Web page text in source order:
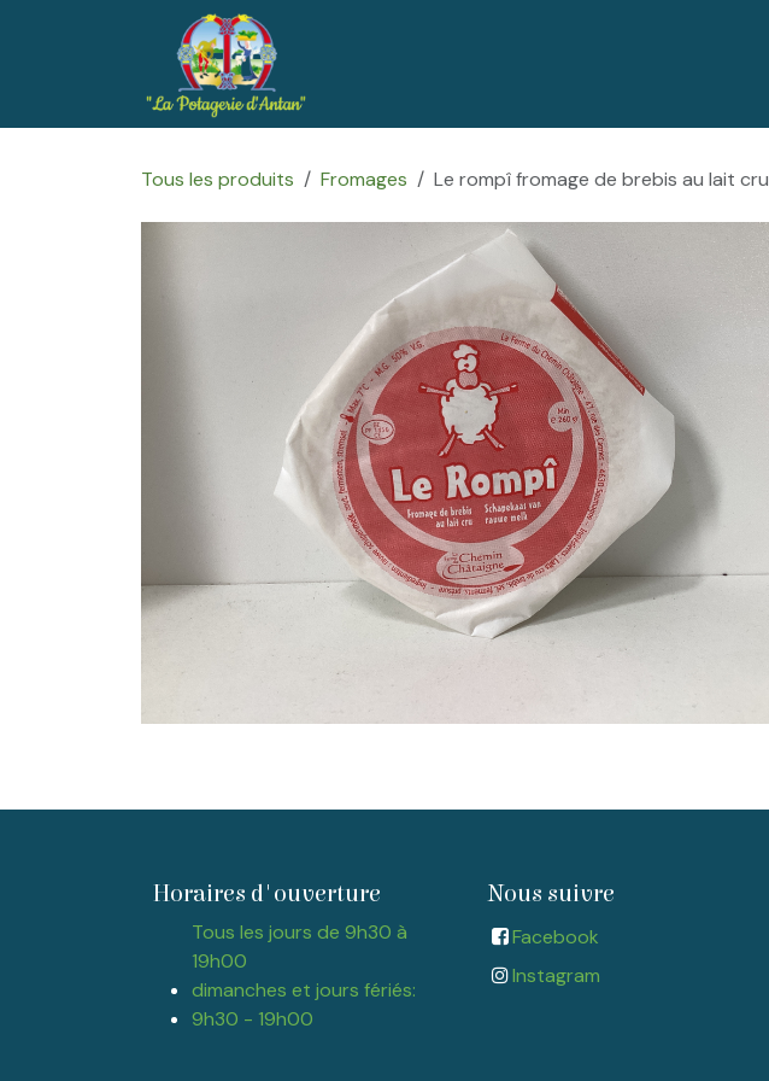
Tous les produits Fromages Le rompî fromage de brebis au lait cru
Horaires d'ouverture
Tous les jours de 9h30 à
19h00
dimanches et jours fériés:
9h30 - 19h00
Nous suivre
Facebook
Instagram​